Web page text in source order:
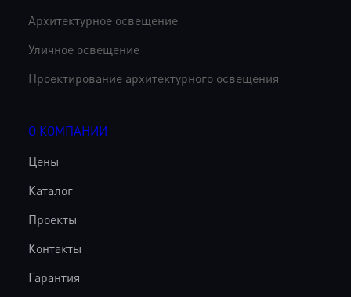
Архитектурное освещение
Уличное освещение
Проектирование архитектурного освещения
О КОМПАНИИ
Цены
Каталог
Проекты
Контакты
Гарантия